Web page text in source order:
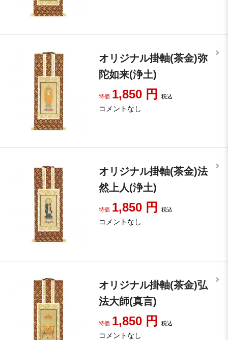
オリジナル掛軸(茶金)弥
陀如来(浄土)
特価 1,850 円税込
コメントなし
オリジナル掛軸(茶金)法
然上人(浄土)
特価 1,850 円税込
コメントなし
オリジナル掛軸(茶金)弘
法大師(真言)
特価 1,850 円税込
コメントなし